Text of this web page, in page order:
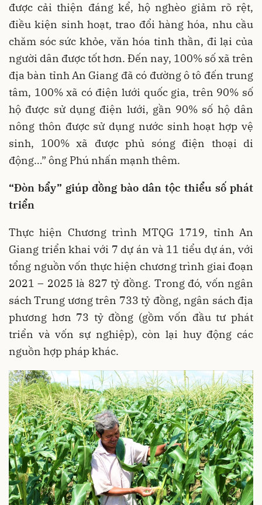
được cải thiện đáng kể, hộ nghèo giảm rõ rệt,
điều kiện sinh hoạt, trao đổi hàng hóa, nhu cầu
chăm sóc sức khỏe, văn hóa tinh thần, đi lại của
người dân được tốt hơn. Đến nay, 100% số xã trên
địa bàn tỉnh An Giang đã có đường ô tô đến trung
tâm, 100% xã có điện lưới quốc gia, trên 90% số
hộ được sử dụng điện lưới, gần 90% số hộ dân
nông thôn được sử dụng nước sinh hoạt hợp vệ
sinh, 100% xã được phủ sóng điện thoại di
động…” ông Phú nhấn mạnh thêm.
“Đòn bẩy” giúp đồng bào dân tộc thiểu số phát
triển
Thực hiện Chương trình MTQG 1719, tỉnh An
Giang triển khai với 7 dự án và 11 tiểu dự án, với
tổng nguồn vốn thực hiện chương trình giai đoạn
2021 – 2025 là 827 tỷ đồng. Trong đó, vốn ngân
sách Trung ương trên 733 tỷ đồng, ngân sách địa
phương hơn 73 tỷ đồng (gồm vốn đầu tư phát
triển và vốn sự nghiệp), còn lại huy động các
nguồn hợp pháp khác.